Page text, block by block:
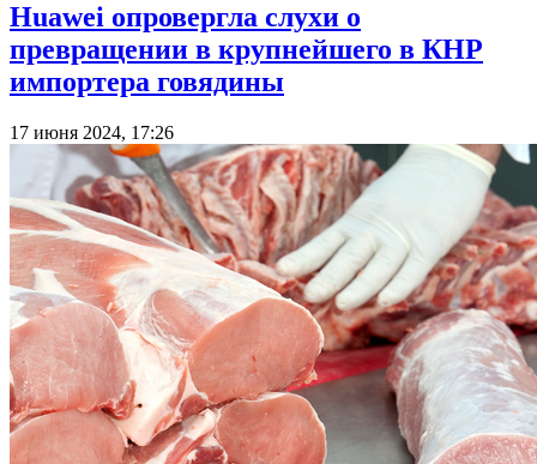
Huawei опровергла слухи о
превращении в крупнейшего в КНР
импортера говядины
17 июня 2024, 17:26